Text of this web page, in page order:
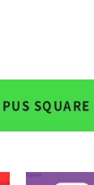
SQUARE